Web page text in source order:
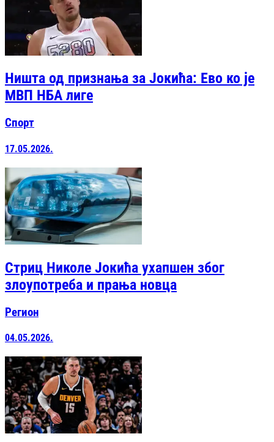
Ништа од признања за Јокића: Ево ко је
МВП НБА лиге
Спорт
17.05.2026.
Стриц Николе Јокића ухапшен због
злоупотреба и прања новца
Регион
04.05.2026.